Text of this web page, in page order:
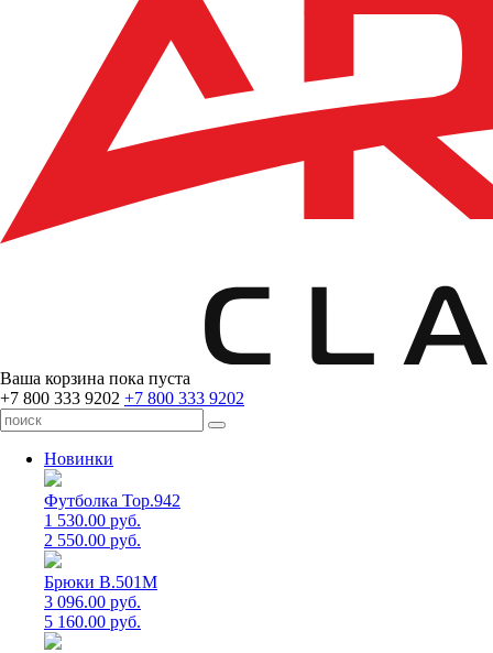
Ваша корзина пока пуста
+7 800 333 9202 +7 800 333 9202
Новинки
Футболка Top.942
1 530.00 руб.
2 550.00 руб.
Брюки B.501M
3 096.00 руб.
5 160.00 руб.